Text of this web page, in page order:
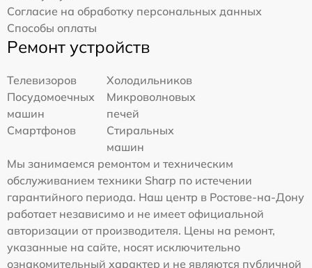
Согласие на обработку персональных данных
Способы оплаты
Ремонт устройств
Телевизоров
Холодильников
Посудомоечных
машин
Микроволновых
печей
Смартфонов
Стиральных
машин
Мы занимаемся ремонтом и техническим
обслуживанием техники Sharp по истечении
гарантийного периода. Наш центр в Ростове-на-Дону
работает независимо и не имеет официальной
авторизации от производителя. Цены на ремонт,
указанные на сайте, носят исключительно
ознакомительный характер и не являются публичной